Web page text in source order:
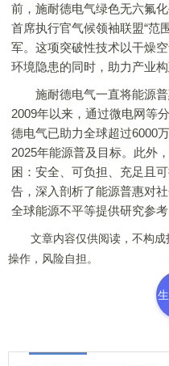
前，施耐德电气绿色无六氟
首席执行官气候领袖联盟“范
军。这项突破性技术以干燥
环境隐患的同时，助力产业
施耐德电气一直将能源普
2009年以来，通过微电网等
德电气已助力全球超过6000
2025年能源普及目标。此外
困：安全、可负担、充足且
告，深入剖析了能源普惠对
全球能源不平等提供研究参考
文章内容仅供阅读，不构成
操作，风险自担。